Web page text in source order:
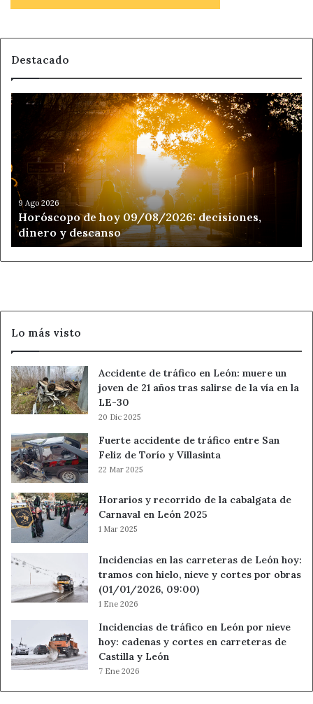
Destacado
Horóscopo
09/08/2026:
decisiones,
dinero
y
descanso
9 Ago 2026
Horóscopo de hoy 09/08/2026: decisiones,
dinero y descanso
Lo más visto
Accidente de tráfico en León: muere un
joven de 21 años tras salirse de la vía en la
LE-30
20 Dic 2025
Fuerte accidente de tráfico entre San
Feliz de Torío y Villasinta
22 Mar 2025
Horarios y recorrido de la cabalgata de
Carnaval en León 2025
1 Mar 2025
Incidencias en las carreteras de León hoy:
tramos con hielo, nieve y cortes por obras
(01/01/2026, 09:00)
1 Ene 2026
Incidencias de tráfico en León por nieve
hoy: cadenas y cortes en carreteras de
Castilla y León
7 Ene 2026